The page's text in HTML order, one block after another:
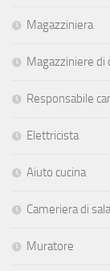
Magazziniera
Magazziniere di
Responsabile
Elettricista
Aiuto cucina
Cameriera di sala
Muratore